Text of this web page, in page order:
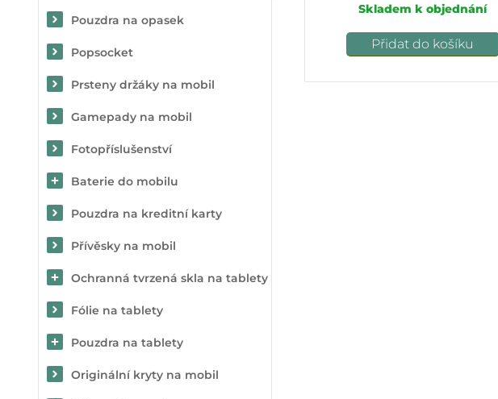
Pouzdra na opasek
Popsocket
Prsteny držáky na mobil
Gamepady na mobil
Fotopříslušenství
Baterie do mobilu
Pouzdra na kreditní karty
Přívěsky na mobil
Ochranná tvrzená skla na tablety
Fólie na tablety
Pouzdra na tablety
Originální kryty na mobil
Skladem k objednání
Přidat do košíku